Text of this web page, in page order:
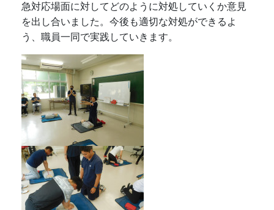
急対応場面に対してどのように対処していくか意見
を出し合いました。今後も適切な対処ができるよ
う、職員一同で実践していきます。